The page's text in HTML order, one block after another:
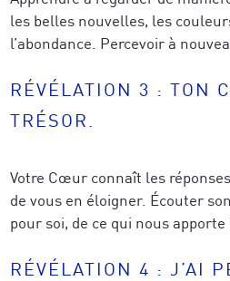
les belles nouvelles, les
l’abondance. Percevoir à
RÉVÉLATION 3 : TON
TRÉSOR.
Votre Cœur connaît les
de vous en éloigner. Écouter
pour soi, de ce qui nous
RÉVÉLATION 4 : J’AI
Recevez un
que vous
exclusifs issus des
première à nos formations,
recherches et explorations à